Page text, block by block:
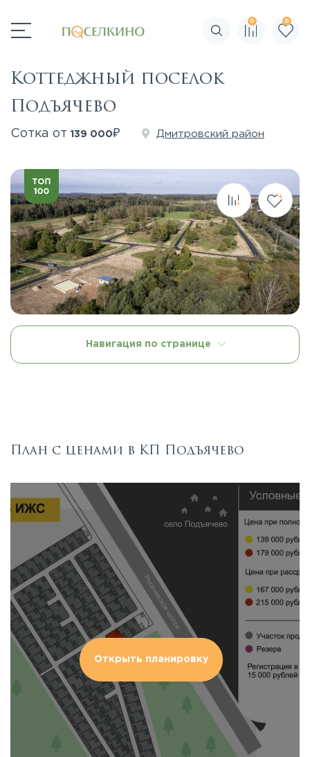
Поиск по сайту
0 0
Коттеджный поселок
Подъячево
Сотка от 139 000₽ Дмитровский район
Навигация по странице
План с ценами в КП Подъячево
Открыть планировку